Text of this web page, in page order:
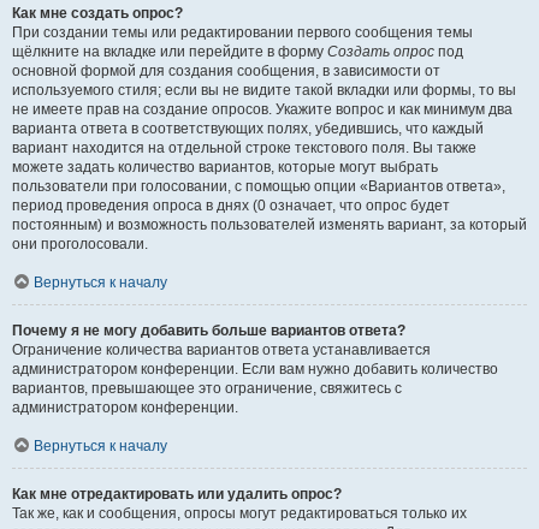
Как мне создать опрос?
При создании темы или редактировании первого сообщения темы
щёлкните на вкладке или перейдите в форму Создать опрос под
основной формой для создания сообщения, в зависимости от
используемого стиля; если вы не видите такой вкладки или формы, то вы
не имеете прав на создание опросов. Укажите вопрос и как минимум два
варианта ответа в соответствующих полях, убедившись, что каждый
вариант находится на отдельной строке текстового поля. Вы также
можете задать количество вариантов, которые могут выбрать
пользователи при голосовании, с помощью опции «Вариантов ответа»,
период проведения опроса в днях (0 означает, что опрос будет
постоянным) и возможность пользователей изменять вариант, за который
они проголосовали.
Вернуться к началу
Почему я не могу добавить больше вариантов ответа?
Ограничение количества вариантов ответа устанавливается
администратором конференции. Если вам нужно добавить количество
вариантов, превышающее это ограничение, свяжитесь с
администратором конференции.
Вернуться к началу
Как мне отредактировать или удалить опрос?
Так же, как и сообщения, опросы могут редактироваться только их